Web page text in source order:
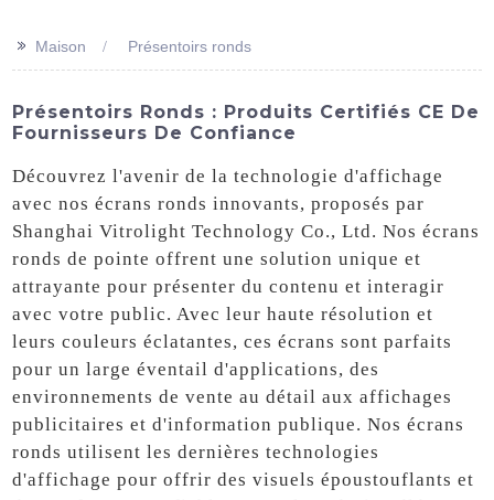
>> Maison Présentoirs ronds
Présentoirs Ronds : Produits Certifiés CE De
Fournisseurs De Confiance
Découvrez l'avenir de la technologie d'affichage
avec nos écrans ronds innovants, proposés par
Shanghai Vitrolight Technology Co., Ltd. Nos écrans
ronds de pointe offrent une solution unique et
attrayante pour présenter du contenu et interagir
avec votre public. Avec leur haute résolution et
leurs couleurs éclatantes, ces écrans sont parfaits
pour un large éventail d'applications, des
environnements de vente au détail aux affichages
publicitaires et d'information publique. Nos écrans
ronds utilisent les dernières technologies
d'affichage pour offrir des visuels époustouflants et